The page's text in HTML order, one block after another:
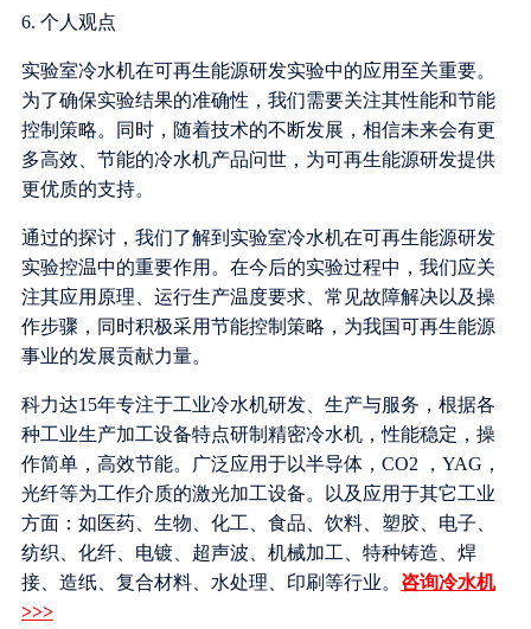
6. 个人观点
实验室冷水机在可再生能源研发实验中的应用至关重要。
为了确保实验结果的准确性，我们需要关注其性能和节能
控制策略。同时，随着技术的不断发展，相信未来会有更
多高效、节能的冷水机产品问世，为可再生能源研发提供
更优质的支持。
通过的探讨，我们了解到实验室冷水机在可再生能源研发
实验控温中的重要作用。在今后的实验过程中，我们应关
注其应用原理、运行生产温度要求、常见故障解决以及操
作步骤，同时积极采用节能控制策略，为我国可再生能源
事业的发展贡献力量。
科力达15年专注于工业冷水机研发、生产与服务，根据各
种工业生产加工设备特点研制精密冷水机，性能稳定，操
作简单，高效节能。广泛应用于以半导体，CO2 ，YAG，
光纤等为工作介质的激光加工设备。以及应用于其它工业
方面：如医药、生物、化工、食品、饮料、塑胶、电子、
纺织、化纤、电镀、超声波、机械加工、特种铸造、焊
接、造纸、复合材料、水处理、印刷等行业。 咨询冷水机
>>>